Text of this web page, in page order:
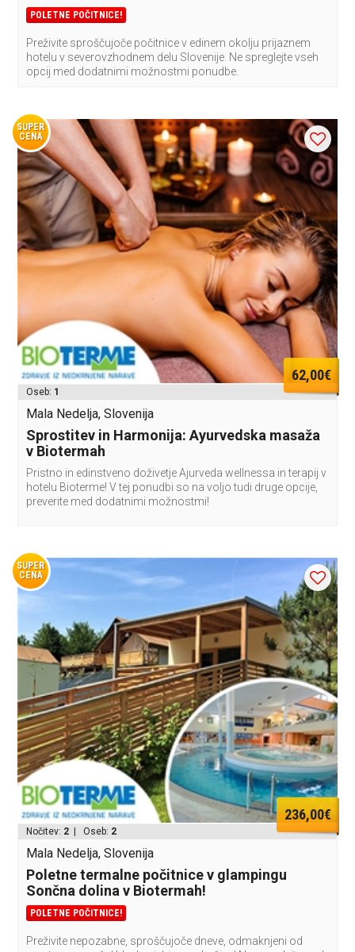
POLETNE POČITNICE!
Preživite sproščujoče počitnice v edinem okolju prijaznem
hotelu v severovzhodnem delu Slovenije. Ne spreglejte vseh
opcij med dodatnimi možnostmi ponudbe.
SUPER
CENA
62,00€
Oseb: 1
Mala Nedelja, Slovenija
Sprostitev in Harmonija: Ayurvedska masaža
v Biotermah
Pristno in edinstveno doživetje Ajurveda wellnessa in terapij v
hotelu Bioterme! V tej ponudbi so na voljo tudi druge opcije,
preverite med dodatnimi možnostmi!
SUPER
CENA
236,00€
Nočitev: 2 | Oseb: 2
Mala Nedelja, Slovenija
Poletne termalne počitnice v glampingu
Sončna dolina v Biotermah!
POLETNE POČITNICE!
Preživite nepozabne, sproščujoče dneve, odmaknjeni od